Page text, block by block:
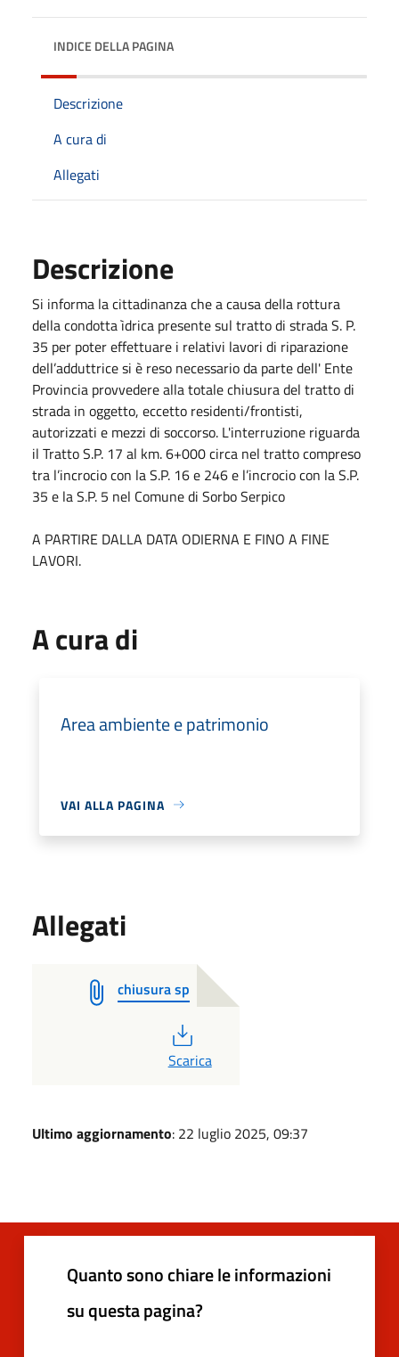
INDICE DELLA PAGINA
Descrizione
A cura di
Allegati
Descrizione
Si informa la cittadinanza che a causa della rottura
della condotta ìdrica presente sul tratto di strada S. P.
35 per poter effettuare i relativi lavori di riparazione
dell’adduttrice si è reso necessario da parte dell' Ente
Provincia provvedere alla totale chiusura del tratto di
strada in oggetto, eccetto residenti/frontisti,
autorizzati e mezzi di soccorso. L'interruzione riguarda
il Tratto S.P. 17 al km. 6+000 circa nel tratto compreso
tra l’incrocio con la S.P. 16 e 246 e l’incrocio con la S.P.
35 e la S.P. 5 nel Comune di Sorbo Serpico
A PARTIRE DALLA DATA ODIERNA E FINO A FINE
LAVORI.
A cura di
Area ambiente e patrimonio
VAI ALLA PAGINA
Allegati
chiusura sp
PDF
Scarica
Ultimo aggiornamento: 22 luglio 2025, 09:37
Quanto sono chiare le informazioni
su questa pagina?